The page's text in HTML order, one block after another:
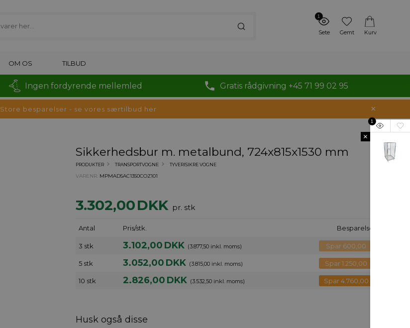
1
Sete Gemt Kurv
OM OS TILBUD
Ingen fordyrende mellemled Gratis rådgivning +45 71 99 02 95
Store besparelser - se vores særtilbud her
Sikkerhedsbur m. metalbund, 724x815x1530 mm
PRODUKTER TRANSPORTVOGNE TYVERISIKRE VOGNE
VARENR. MPMAD5AC1350COZ101
3.302,00DKK pr. stk
Antal Pris/stk. Besparelse
3 stk 3.102,00 DKK (3.877,50 inkl. moms) Spar 600,00
5 stk 3.052,00 DKK (3.815,00 inkl. moms) Spar 1.250,00
10 stk 2.826,00 DKK (3.532,50 inkl. moms) Spar 4.760,00
Husk også disse
1
×